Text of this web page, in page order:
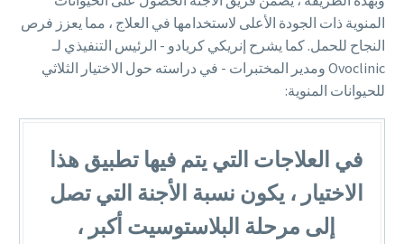
المنوية ذات الجودة الأعلى لاستخدامها في العلاج ، مما يعزز فرص
النجاح للحمل. كما يشرح إنريكي كريادو - الرئيس التنفيذي لـ
Ovoclinic ومدير المختبرات - في دراسته حول الاختيار الثلاثي
للحيوانات المنوية:
في العلاجات التي يتم فيها تطبيق هذا
الاختيار ، يكون نسبة الأجنة التي تصل
إلى مرحلة البلاستوسيت أكبر ،